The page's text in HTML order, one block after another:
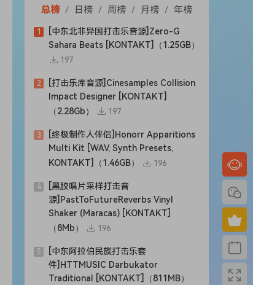
总榜 / 日榜 / 周榜 / 月榜 / 年榜
1
[中东北非异国打击乐音源]Zero-G
Sahara Beats [KONTAKT]（1.25GB）
197
2
[打击乐库音源]Cinesamples Collision
Impact Designer [KONTAKT]
（2.28Gb）
197
3
[终极制作人伴侣]Honorr Apparitions
Multi Kit [WAV, Synth Presets,
KONTAKT]（1.46GB）
196
4
[黑胶唱片采样打击音
源]PastToFutureReverbs Vinyl
Shaker (Maracas) [KONTAKT]
（8Mb）
196
5
[中东阿拉伯民族打击乐套
件]HTTMUSIC Darbukator
Traditional [KONTAKT]（811MB）